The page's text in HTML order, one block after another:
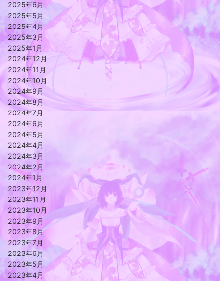
2025年6月
2025年5月
2025年4月
2025年3月
2025年1月
2024年12月
2024年11月
2024年10月
2024年9月
2024年8月
2024年7月
2024年6月
2024年5月
2024年4月
2024年3月
2024年2月
2024年1月
2023年12月
2023年11月
2023年10月
2023年9月
2023年8月
2023年7月
2023年6月
2023年5月
2023年4月